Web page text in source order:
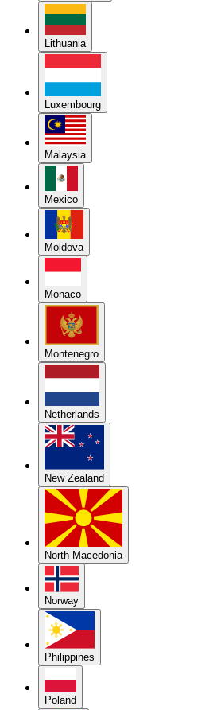
Lithuania
Luxembourg
Malaysia
Mexico
Moldova
Monaco
Montenegro
Netherlands
New Zealand
North Macedonia
Norway
Philippines
Poland